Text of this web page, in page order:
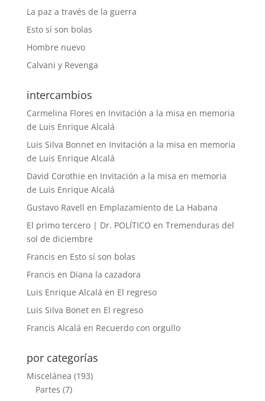
La paz a través de la guerra
Esto sí son bolas
Hombre nuevo
Calvani y Revenga
intercambios
Carmelina Flores en Invitación a la misa en memoria
de Luis Enrique Alcalá
Luis Silva Bonneten Invitación a la misa en memoria
de Luis Enrique Alcalá
David Corothie en Invitación a la misa en memoria
de Luis Enrique Alcalá
Gustavo Ravell en Emplazamiento de La Habana
El primo tercero | Dr. POLÍTICO en Tremenduras del
sol de diciembre
Francis en Esto sí son bolas
Francis en Diana la cazadora
Luis Enrique Alcalá en El regreso
Luis Silva Boneten El regreso
Francis Alcalá en Recuerdo con orgullo
por categorías
Miscelánea (193)
Partes (7)